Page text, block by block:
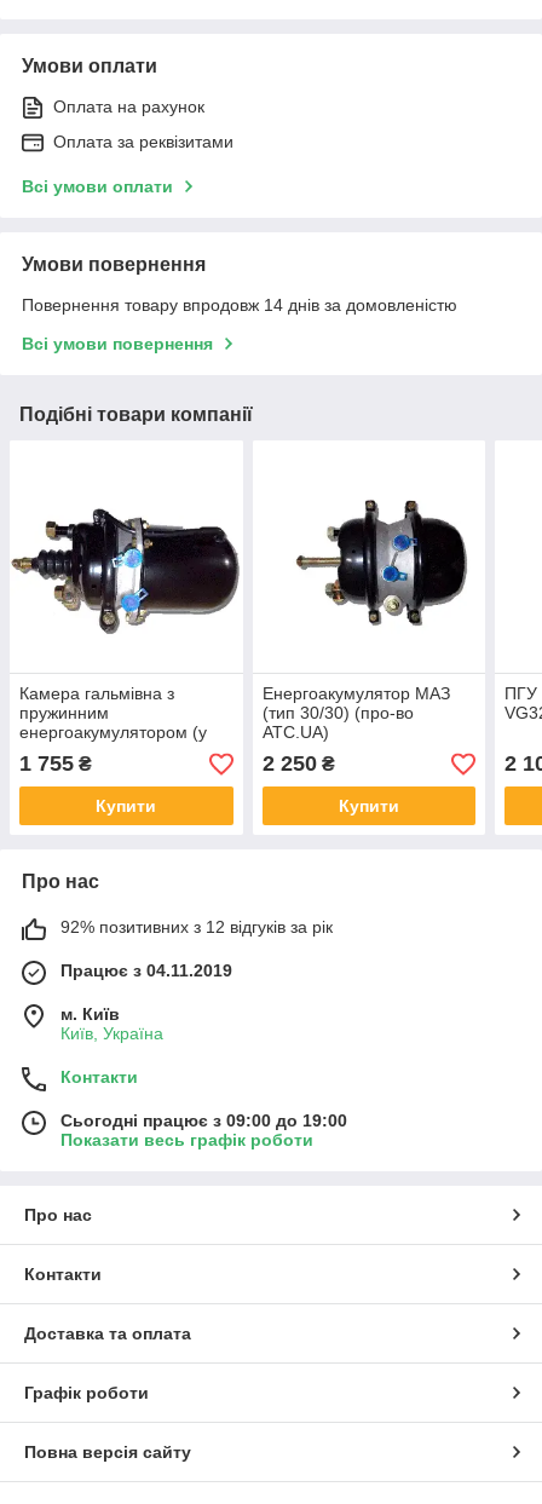
Умови оплати
Оплата на рахунок
Оплата за реквізитами
Всі умови оплати
Умови повернення
Повернення товару впродовж 14 днів за домовленістю
Всі умови повернення
Подібні товари компанії
Камера гальмівна з
пружинним
енергоакумулятором (у
зборі, тип 20/20) (про-о
ATC.UA)
1 755 ₴
Купити
Енергоакумулятор МАЗ
(тип 30/30) (про-во
ATC.UA)
2 250₴
Купити
ПГУ
2
Про нас
92% позитивних з 12 відгуків за рік
Працює з 04.11.2019
м. Київ
Київ, Україна
Контакти
Сьогодні працює з 09:00 до 19:00
Показати весь графік роботи
Про нас
Контакти
Доставка та оплата
Графік роботи
Повна версія сайту